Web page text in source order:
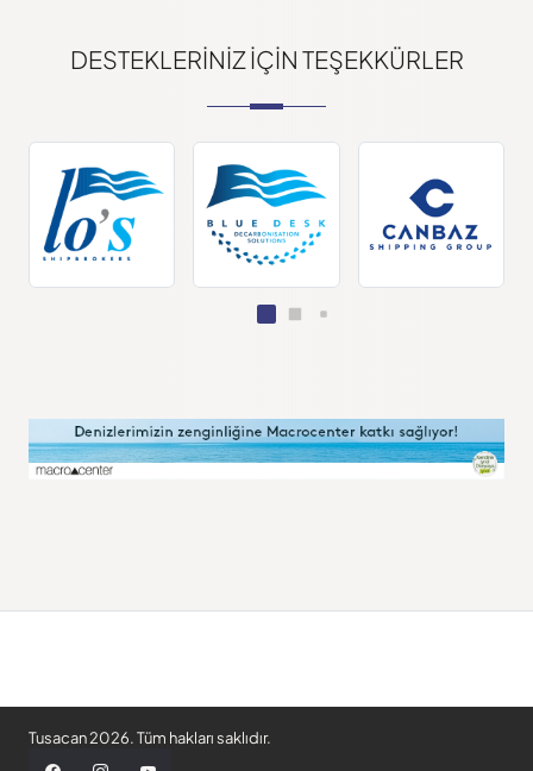
DESTEKLERINIZ IÇIN TEŞEKKÜRLER
Tusacan 2026. Tüm hakları saklıdır.